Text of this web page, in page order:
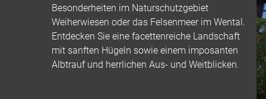
Besonderheiten im Naturschutzgebiet
Weiherwiesen oder das Felsenmeer im Wental.
Entdecken Sie eine facettenreiche Landschaft
mit sanften Hügeln sowie einem imposanten
Albtrauf und herrlichen Aus- und Weitblicken.